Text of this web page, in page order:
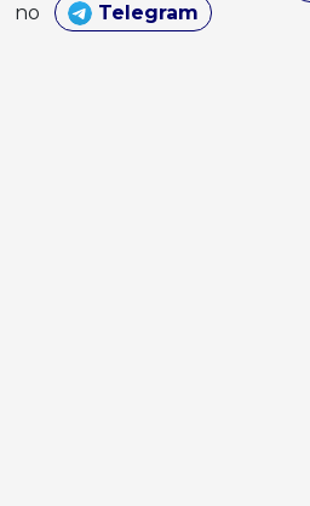
no
Telegram